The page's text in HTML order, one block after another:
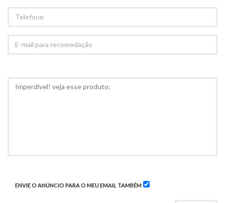
MAIL
ENVIE O ANÚNCIO PARA O MEU EMAIL TAMBÉM